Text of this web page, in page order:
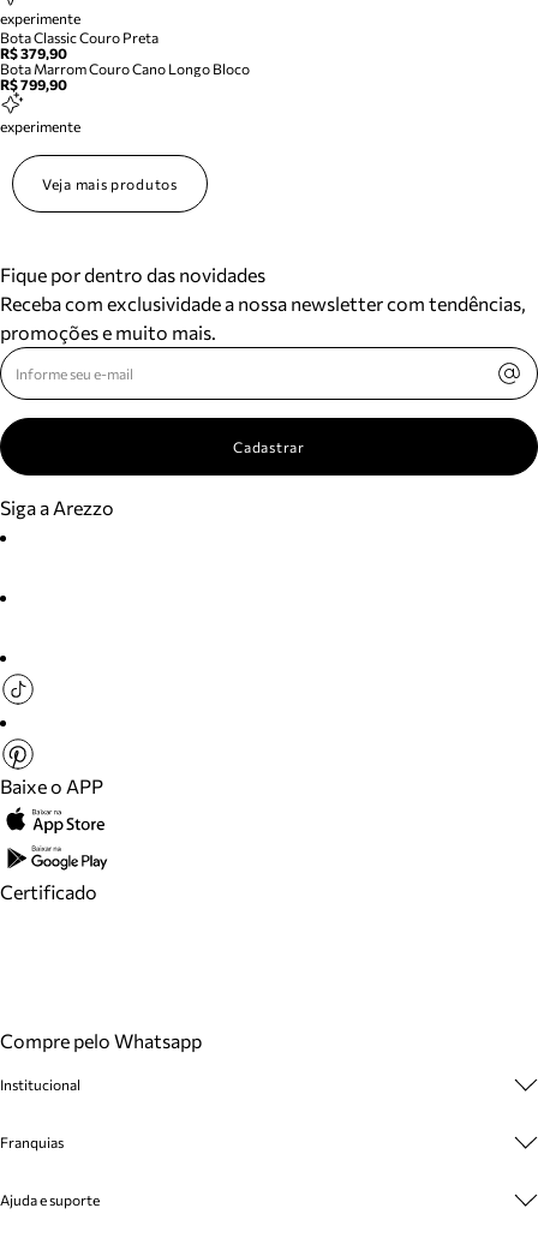
experimente
Bota Classic Couro Preta
R$ 379,90
Bota Marrom Couro Cano Longo Bloco
R$ 799,90
experimente
Veja mais produtos
Fique por dentro das novidades
Receba com exclusividade a nossa newsletter com tendências,
promoções e muito mais.
Cadastrar
Siga a Arezzo
Baixe o APP
Certificado
Compre pelo Whatsapp
Institucional
Cashback
Venda Corporativa
Franquias
Plano de Negócio
Ajuda e suporte